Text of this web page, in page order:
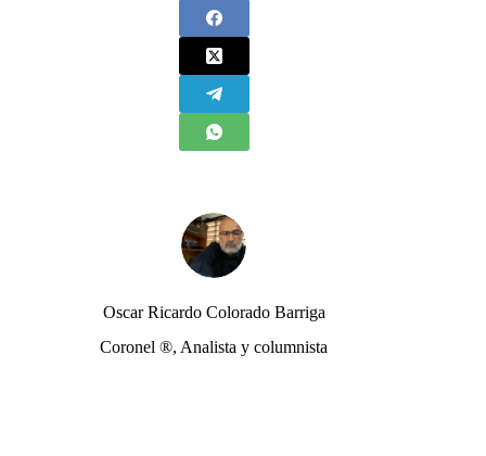
Oscar Ricardo Colorado Barriga
Coronel ®, Analista y columnista